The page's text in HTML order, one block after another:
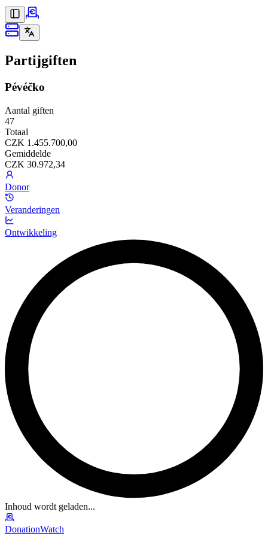
Partijgiften
Pévéčko
Aantal giften
47
Totaal
CZK 1.455.700,00
Gemiddelde
CZK 30.972,34
Donor
Veranderingen
Ontwikkeling
Inhoud wordt geladen...
DonationWatch